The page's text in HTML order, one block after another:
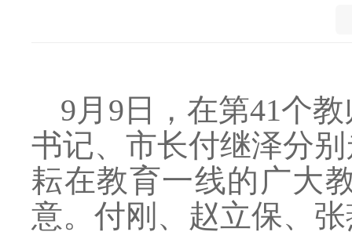
9月9日，在第41个
书记、市长付继泽分
耘在教育一线的广大
意。付刚、赵立保、